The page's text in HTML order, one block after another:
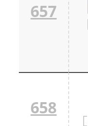
657
658